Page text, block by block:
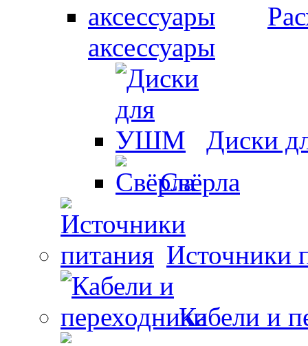
аксессуары
Диски
Свёрла
Источники
Кабели и